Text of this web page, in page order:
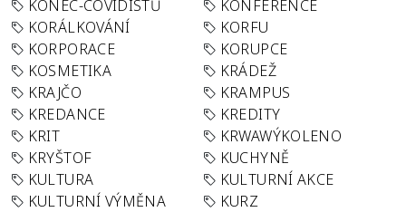
KONEC-COVIDISTŮ
KONFERENCE
KORÁLKOVÁNÍ
KORFU
KORPORACE
KORUPCE
KOSMETIKA
KRÁDEŽ
KRAJČO
KRAMPUS
KREDANCE
KREDITY
KRIT
KRWAWÝKOLENO
KRYŠTOF
KUCHYNĚ
KULTURA
KULTURNÍ AKCE
KULTURNÍ VÝMĚNA
KURZ